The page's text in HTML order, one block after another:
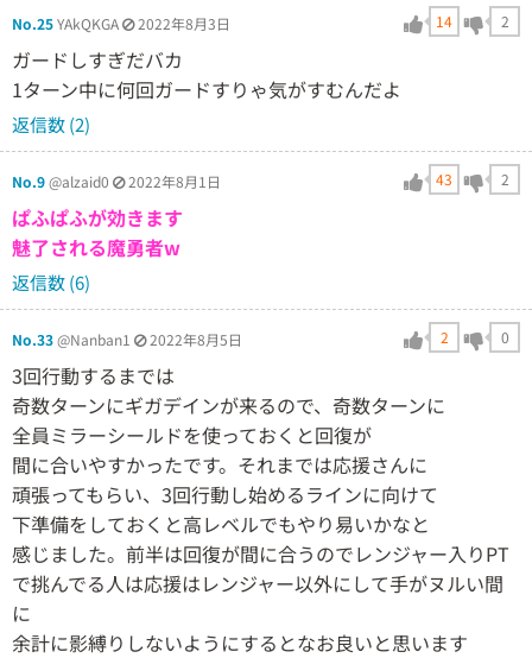
No.25YAkQKGA 2022年8月3日 14 2
ガードしすぎだバカ
1ターン中に何回ガードすりゃ気がすむんだよ
返信数 (2)
No.9@alzaid0 2022年8月1日 43 2
ぱふぱふが効きます
魅了される魔勇者w
返信数 (6)
No.33@Nanban1 2022年8月5日 2 0
3回行動するまでは
奇数ターンにギガデインが来るので、奇数ターンに
全員ミラーシールドを使っておくと回復が
間に合いやすかったです。それまでは応援さんに
頑張ってもらい、3回行動し始めるラインに向けて
下準備をしておくと高レベルでもやり易いかなと
感じました。前半は回復が間に合うのでレンジャー入りPT
で挑んでる人は応援はレンジャー以外にして手がヌルい間
に
余計に影縛りしないようにするとなお良いと思います